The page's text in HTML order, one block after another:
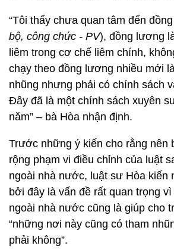
“Tôi thấy chưa quan tâm đến
bộ, công chức - PV), đồng lương
liêm trong cơ chế liêm chính,
chạy theo đồng lương nhiều mới
nhũng nhưng phải có chính sách
Đây đã là một chính sách xuyên
năm” – bà Hòa nhận định.
Trước những ý kiến cho rằng nên
rộng phạm vi điều chỉnh của luật
ngoài nhà nước, luật sư Hòa kiến
bởi đây là vấn đề rất quan trọng
ngoài nhà nước cũng là giúp cho
“những nơi này cũng có tham
phải không”.